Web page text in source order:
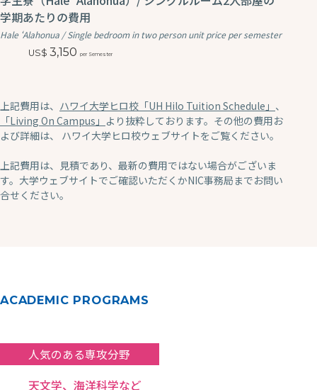
学期あたりの費用
Hale ʻAlahonua / Single bedroom in two person unit price per semester
3,150 per Semester
上記費用は、 ハワイ大学ヒロ校「UH Hilo Tuition Schedule」 、
「Living On Campus」 より抜粋しております。その他の費用お
よび詳細は、 ハワイ大学ヒロ校ウェブサイトをご覧ください。
上記費用は、見積であり、最新の費用ではない場合がございま
す。大学ウェブサイトでご確認いただくかNIC事務局までお問い
合せください。
ACADEMIC PROGRAMS
人気のある専攻分野
天文学、海洋科学など